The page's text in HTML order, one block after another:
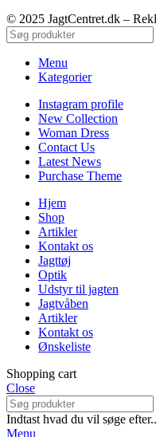
© 2025 JagtCentret.dk –
Menu
Kategorier
Instagram profile
New Collection
Woman Dress
Contact Us
Latest News
Purchase Theme
Hjem
Shop
Artikler
Kontakt os
Jagttøj
Optik
Udstyr til jagten
Jagtvåben
Artikler
Kontakt os
Ønskeliste
Shopping cart
Close
Indtast hvad du vil søge efter..
Menu